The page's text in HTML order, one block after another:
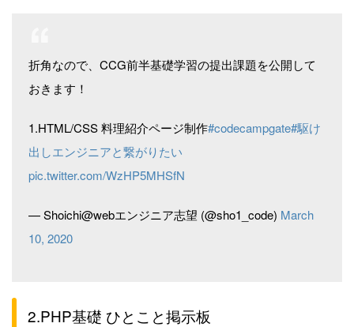
折角なので、CCG前半基礎学習の提出課題を公開して
おきます！
1.HTML/CSS 料理紹介ページ制作#codecampgate#駆け
出しエンジニアと繋がりたい
pic.twitter.com/WzHP5MHSfN
— Shoichi@webエンジニア志望 (@sho1_code) March
10, 2020
2.PHP基礎 ひとこと掲示板